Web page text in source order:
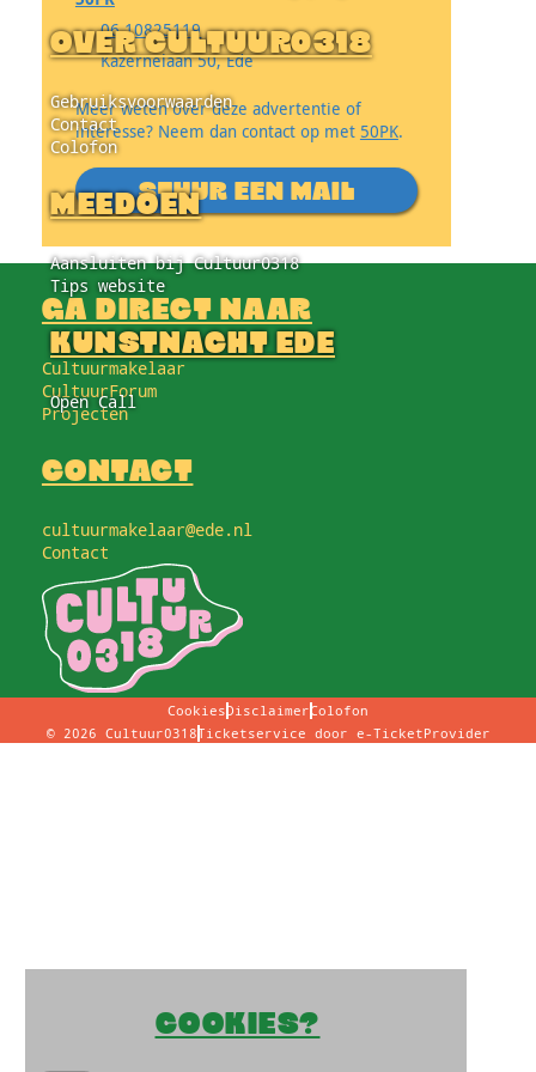
OVER CULTUUR0318
Gebruiksvoorwaarden
Contact
Colofon
MEEDOEN
Aansluiten bij Cultuur0318
Tips website
KUNSTNACHT EDE
Open Call
06 10825119
Kazernelaan 50, Ede
Meer weten over deze advertentie of
interesse? Neem dan contact op met 50PK.
STUUR EEN MAIL
GA DIRECT NAAR
Cultuurmakelaar
CultuurForum
Projecten
CONTACT
cultuurmakelaar@ede.nl
Contact
Cookies Disclaimer Colofon
© 2026 Cultuur0318 Ticketservice door e-TicketProvider
COOKIES?